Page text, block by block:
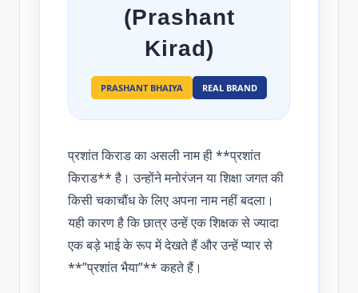
(Prashant
Kirad)
PRASHANT BHAIYA REAL BRAND
प्रशांत किराड का असली नाम ही **प्रशांत
किराड** है। उन्होंने मनोरंजन या शिक्षा जगत की
किसी चकाचौंध के लिए अपना नाम नहीं बदला।
यही कारण है कि छात्र उन्हें एक शिक्षक से ज्यादा
एक बड़े भाई के रूप में देखते हैं और उन्हें प्यार से
**”प्रशांत भैया”** कहते हैं।